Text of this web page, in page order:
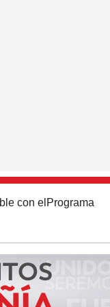
con el Programa